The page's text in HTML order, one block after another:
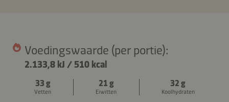
Voedingswaarde (per portie):
2.133,8 kJ / 510 kcal
33 g
Vetten
21 g
Eiwitten
32 g
Koolhydraten